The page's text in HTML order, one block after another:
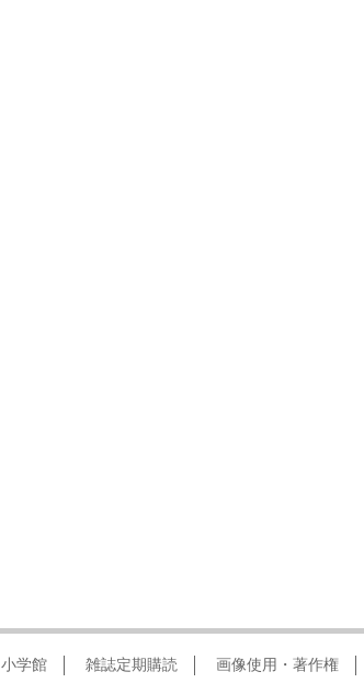
小学館 雑誌定期購読 画像使用・著作権